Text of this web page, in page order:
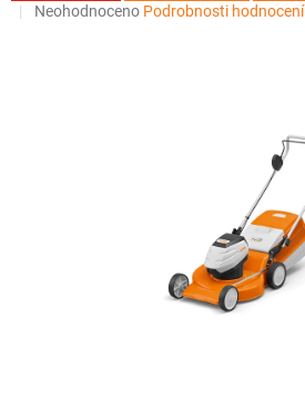
Průměrné
Neohodnoceno Podrobnosti hodnocení